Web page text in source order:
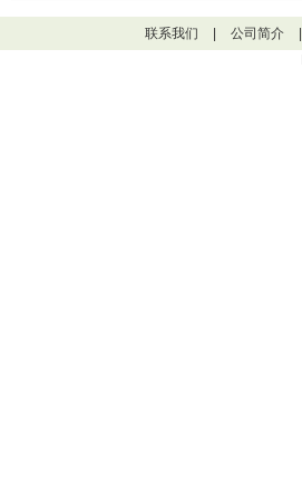
联系我们 公司简介